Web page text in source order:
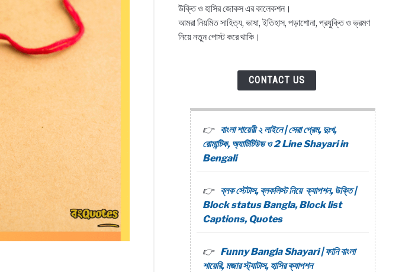
উক্তি ও হাসির জোকস এর কালেকশন।
আমরা নিয়মিত সাহিত্য, ভাষা, ইতিহাস, পড়াশোনা, প্রযুক্তি ও ভ্রমণ
নিয়ে নতুন পোস্ট করে থাকি।
CONTACT US
বাংলা শায়েরী ২ লাইনে | সেরা প্রেম, দুঃখ,
রোমান্টিক, অ্যাটিটিউড ও 2 Line Shayari in
Bengali
ব্লক স্টেটাস, ব্লকলিস্ট নিয়ে ক্যাপশন, উক্তি |
Block status Bangla, Block list
Captions, Quotes
Funny Bangla Shayari | ফানি বাংলা
শায়েরি, মজার স্ট্যাটাস, হাসির ক্যাপশন